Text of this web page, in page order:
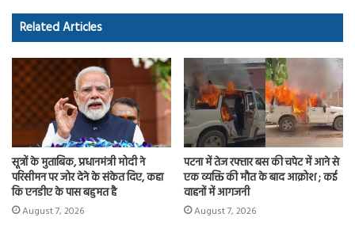
o
ok
d
o
n
Related Articles
सूत्रों के मुताबिक, प्रधानमंत्री मोदी ने
परिसीमन पर जोर देने के संकेत दिए, कहा
कि एनडीए के पास बहुमत है
August 7, 2026
पटना में तेज रफ्तार बस की चपेट में आने से
एक व्यक्ति की मौत के बाद आक्रोश ; कई
वाहनों में आगजनी
August 7, 2026